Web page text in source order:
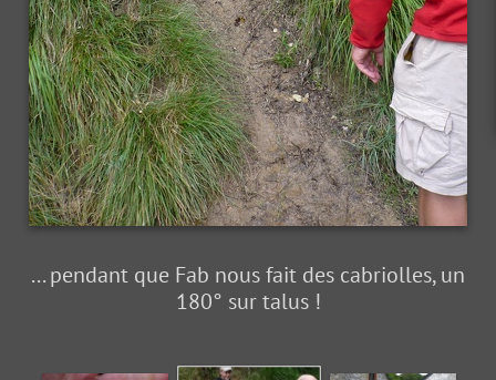
... pendant que Fab nous fait des cabriolles, un
180° sur talus !